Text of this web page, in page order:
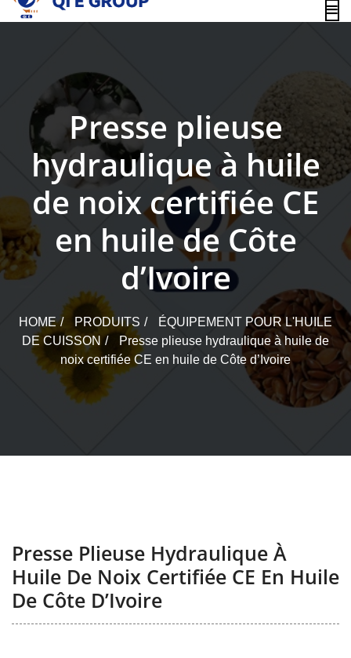
content
Presse plieuse
hydraulique à huile
de noix certifiée CE
en huile de Côte
d’Ivoire
HOME PRODUITS
ÉQUIPEMENT POUR L'HUILE
DE CUISSON
Presse plieuse hydraulique à huile de
noix certifiée CE en huile de Côte d’Ivoire
Presse Plieuse Hydraulique À
Huile De Noix Certifiée CE En Huile
De Côte D’Ivoire